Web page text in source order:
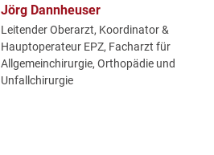
Jörg Dannheuser
Leitender Oberarzt, Koordinator &
Hauptoperateur EPZ, Facharzt für
Allgemeinchirurgie, Orthopädie und
Unfallchirurgie